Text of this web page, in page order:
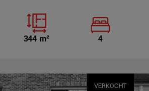
4
344 m²
VERKOCHT